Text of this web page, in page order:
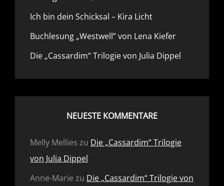
Ich bin dein Schicksal – Kira Licht
Buchlesung „Westwell“ von Lena Kiefer
Die „Cassardim“ Trilogie von Julia Dippel
NEUESTE KOMMENTARE
Melly Mellies zu Die „Cassardim“ Trilogie
von Julia Dippel
Anne-Marie zu Die „Cassardim“ Trilogie von